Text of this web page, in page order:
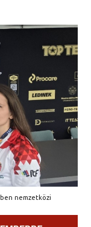
nemzetközi